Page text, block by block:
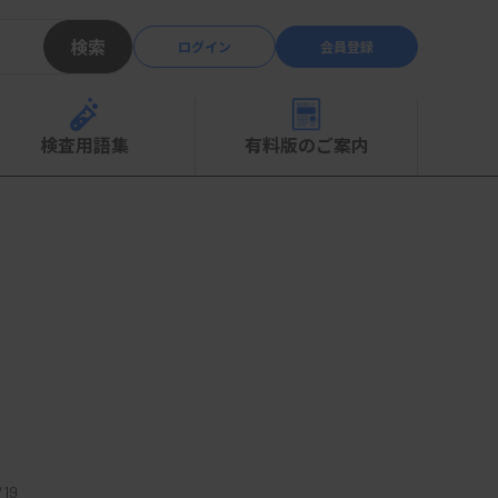
検索 ログイン 会員登録
検査用語集 有料版のご案内